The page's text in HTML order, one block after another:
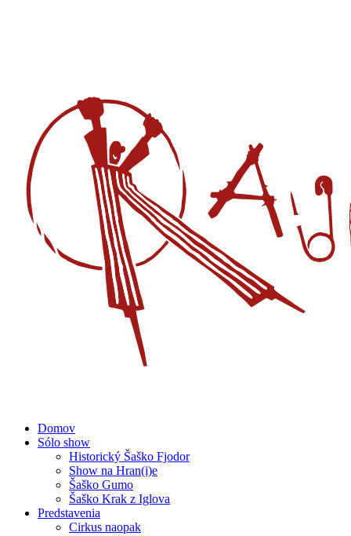
Domov
Sólo show
Historický Šaško Fjodor
Show na Hran(i)e
Šaško Gumo
Šaško Krak z Iglova
Predstavenia
Cirkus naopak